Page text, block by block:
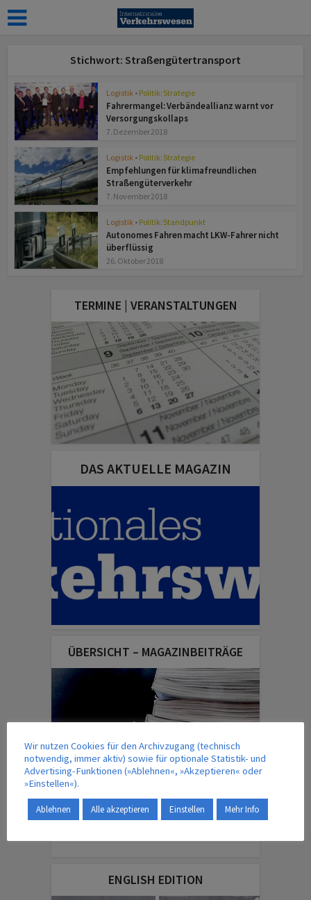
Stichwort: Straßengütertransport
Logistik • Politik: Strategie
Fahrermangel: Verbändeallianz warnt vor
Versorgungskollaps
7. Dezember 2018
Logistik • Politik: Strategie
Empfehlungen für klimafreundlichen
Straßengüterverkehr
7. November 2018
Logistik • Politik: Standpunkt
Autonomes Fahren macht LKW-Fahrer nicht
überflüssig
26. Oktober 2018
TERMINE | VERANSTALTUNGEN
DAS AKTUELLE MAGAZIN
ÜBERSICHT – MAGAZINBEITRÄGE
ENGLISH EDITION
Wir nutzen Cookies für den Archivzugang (technisch
notwendig, immer aktiv) sowie für optionale Statistik- und
Advertising-Funktionen (»Ablehnen«, »Akzeptieren« oder
»Einstellen«).
Ablehnen Alle akzeptieren Einstellen Mehr Info